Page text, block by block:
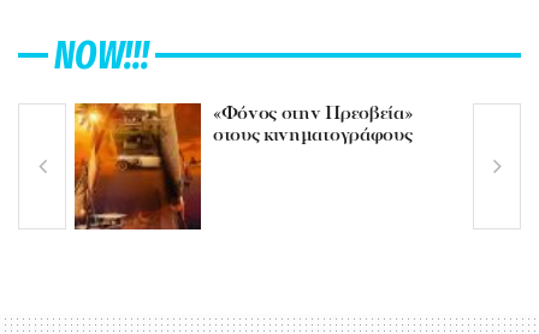
NOW!!!
«Φόνος στην Πρεσβεία»
στους κινηματογράφους